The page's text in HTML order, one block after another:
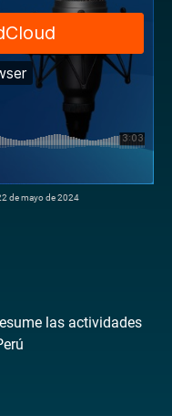
de mayo de 2024
las actividades